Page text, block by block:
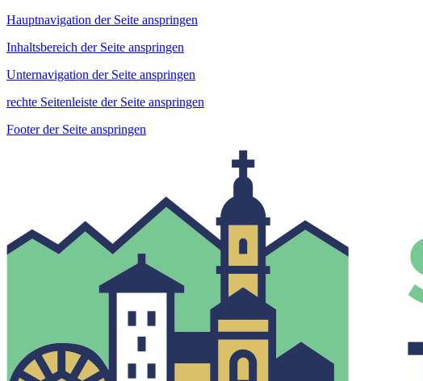
Hauptnavigation der Seite anspringen
Inhaltsbereich der Seite anspringen
Unternavigation der Seite anspringen
rechte Seitenleiste der Seite anspringen
Footer der Seite anspringen